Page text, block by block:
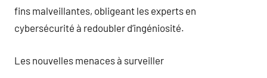
fins malveillantes, obligeant les experts en
cybersécurité à redoubler d’ingéniosité.
Les nouvelles menaces à surveiller